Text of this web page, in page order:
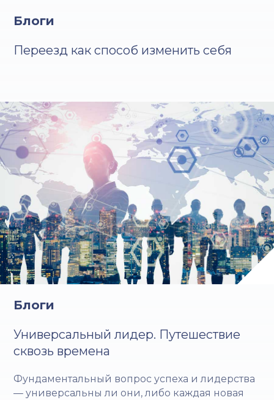
Блоги
Переезд как способ изменить себя
Блоги
Универсальный лидер. Путешествие
сквозь времена
Фундаментальный вопрос успеха и лидерства
— универсальны ли они, либо каждая новая